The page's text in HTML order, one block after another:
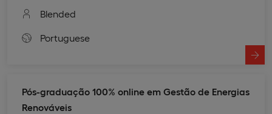
Blended
Portuguese
Pós-graduação 100% online em Gestão de Energias
Renováveis